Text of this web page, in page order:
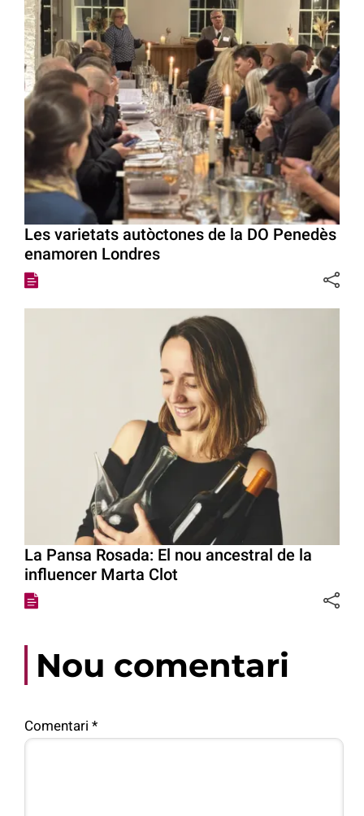
Les varietats autòctones de la DO Penedès
enamoren Londres
La Pansa Rosada: El nou ancestral de la
influencer Marta Clot
Nou comentari
Comentari *